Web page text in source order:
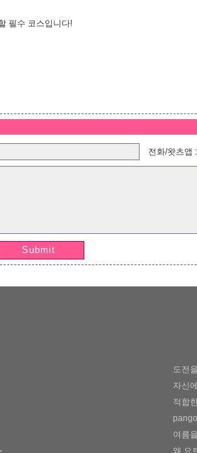
필수 코스입니다!
전화/왓츠앱
Submit
도전
자신
적합
여름
왜 요